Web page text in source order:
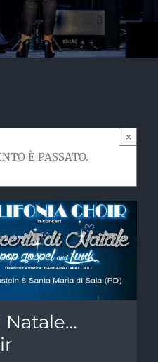
È PASSATO.
×